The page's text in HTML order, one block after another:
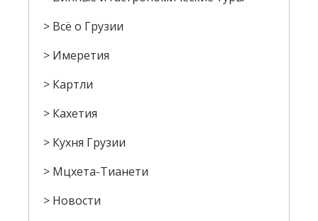
Всё о Грузии
Имеретия
Картли
Кахетия
Кухня Грузии
Мцхета-Тианети
Новости